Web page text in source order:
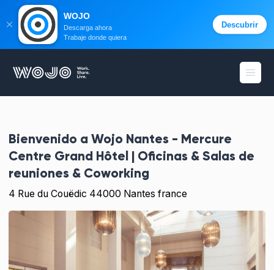
WOJO
Bienvenido aWojo Nantes - Mercure
Centre Grand Hôtel | Oficinas & Salas de
reuniones & Coworking
4 Rue du Couëdic 44000 Nantes france
WOJO
Descarga ahora
Trabaje donde quiera
Descubrir